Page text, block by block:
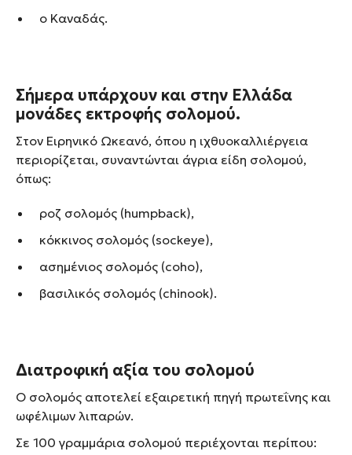
ο Καναδάς.
Σήμερα υπάρχουν και στην Ελλάδα
μονάδες εκτροφής σολομού.
Στον Ειρηνικό Ωκεανό, όπου η ιχθυοκαλλιέργεια
περιορίζεται, συναντώνται άγρια είδη σολομού,
όπως:
ροζ σολομός (humpback),
κόκκινος σολομός (sockeye),
ασημένιος σολομός (coho),
βασιλικός σολομός (chinook).
Διατροφική αξία του σολομού
Ο σολομός αποτελεί εξαιρετική πηγή πρωτεΐνης και
ωφέλιμων λιπαρών.
Σε 100 γραμμάρια σολομού περιέχονται περίπου: